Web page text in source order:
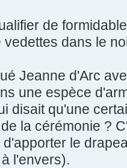
de
dans le
Jeanne d'Arc
une espèce
disait qu'une
la cérémonie ?
le
l'envers).